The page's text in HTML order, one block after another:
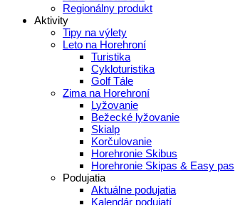
Regionálny produkt
Aktivity
Tipy na výlety
Leto na Horehroní
Turistika
Cykloturistika
Golf Tále
Zima na Horehroní
Lyžovanie
Bežecké lyžovanie
Skialp
Korčulovanie
Horehronie Skibus
Horehronie Skipas & Easy pas
Podujatia
Aktuálne podujatia
Kalendár podujatí